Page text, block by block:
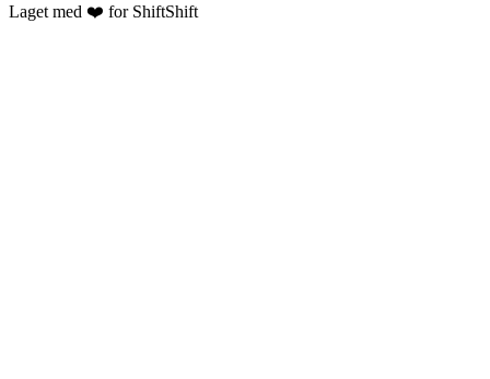
Laget med ❤️ for ShiftShift